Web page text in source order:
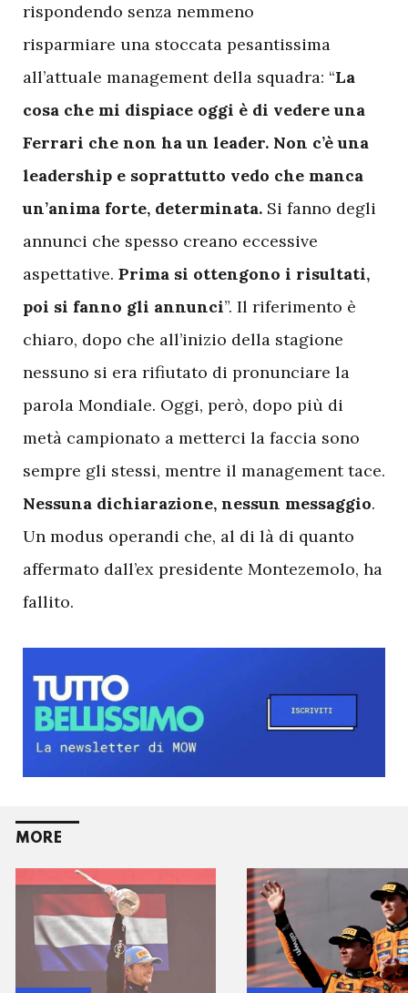
rispondendo senza nemmeno
risparmiare una stoccata pesantissima
all’attuale management della squadra: “La
cosa che mi dispiace oggi è di vedere una
Ferrari che non ha un leader. Non c’è una
leadership e soprattutto vedo che manca
un’anima forte, determinata. Si fanno degli
annunci che spesso creano eccessive
aspettative. Prima si ottengono i risultati,
poi si fanno gli annunci”. Il riferimento è
chiaro, dopo che all’inizio della stagione
nessuno si era rifiutato di pronunciare la
parola Mondiale. Oggi, però, dopo più di
metà campionato a metterci la faccia sono
sempre gli stessi, mentre il management tace.
Nessuna dichiarazione, nessun messaggio.
Un modus operandi che, al di là di quanto
affermato dall’ex presidente Montezemolo, ha
fallito.
MORE